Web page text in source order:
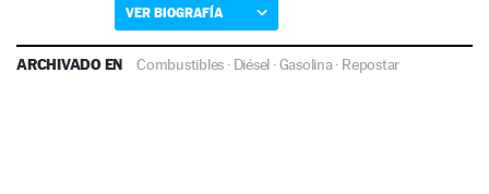
VER BIOGRAFÍA
ARCHIVADO EN Combustibles · Diésel ·Gasolina· Repostar